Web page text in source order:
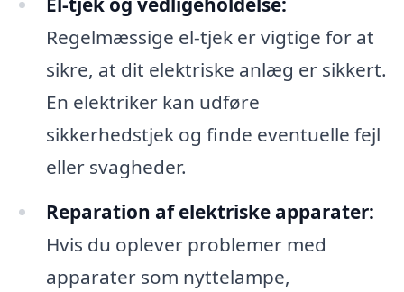
Regelmæssige el-tjek er vigtige for at
sikre, at dit elektriske anlæg er sikkert.
En elektriker kan udføre
sikkerhedstjek og finde eventuelle fejl
eller svagheder.
Reparation af elektriske apparater:
Hvis du oplever problemer med
apparater som nyttelampe,